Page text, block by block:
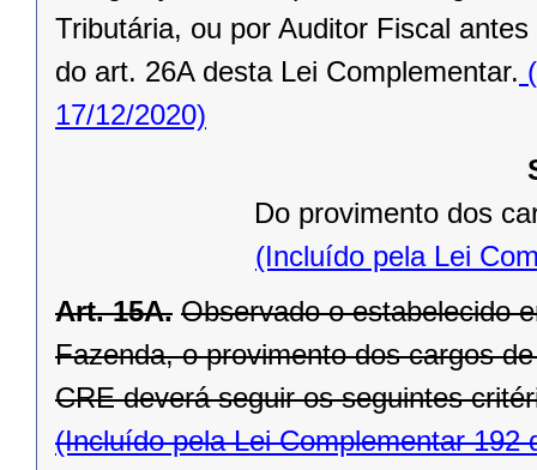
Tributária, ou por Auditor Fiscal
do art. 26A desta Lei Complementar.
17/12/2020)
Do provimento dos
(Incluído pela Lei
Art. 15A. Observado o estabelecido
Fazenda, o provimento dos cargos
CRE deverá seguir os seguintes
(Incluído pela Lei Complementar 192